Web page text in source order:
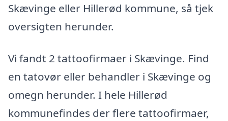
Skævinge eller Hillerød kommune, så tjek
oversigten herunder.
Vi fandt 2 tattoofirmaer i Skævinge. Find
en tatovør eller behandler i Skævinge og
omegn herunder. I hele Hillerød
kommunefindes der flere tattoofirmaer,